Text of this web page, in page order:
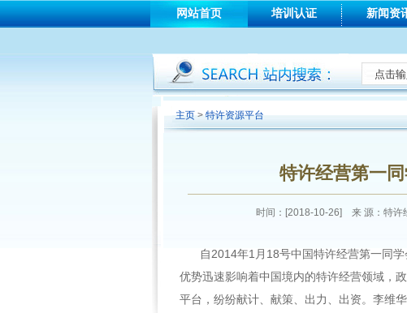
网站首页 培训认证 新闻资
主页 > 特许资源平台
特许经营第一
时间：[2018-10-26] 来 源：特许
自2014年1月18号中国特许经营第一同
优势迅速影响着中国境内的特许经营领域，
平台，纷纷献计、献策、出力、出资。李维